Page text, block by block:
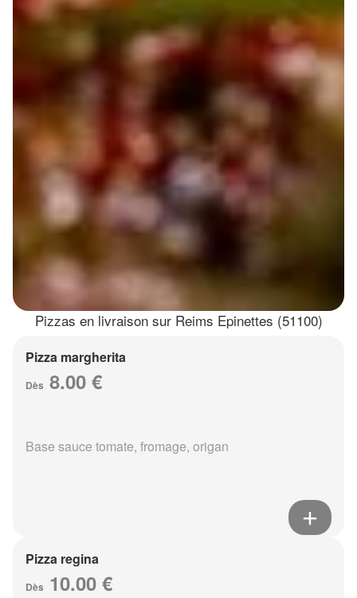
Pizzas en livraison sur Reims Epinettes (51100)
Pizza margherita
Dès 8.00 €
Base sauce tomate, fromage, origan
Pizza regina
Dès 10.00 €